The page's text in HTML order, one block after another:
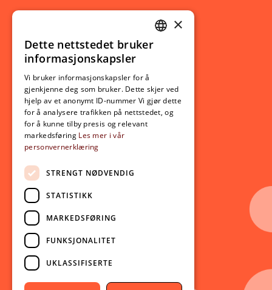
Ny student
Utveksling
Opptak
Lov- og regelverk
Aktuelt
Nyheter
Arrangementer
Nyhetsbrev
Ledige stillinger
Følg oss på sosiale medier:
Facebook
Instagram
Youtube
NORWEGIAN
×
Dette nettstedet bruker
informasjonskapsler
Vi bruker informasjonskapsler for å
gjenkjenne deg som bruker. Dette skjer ved
hjelp av et anonymt ID-nummer Vi gjør dette
for å analysere trafikken på nettstedet, og
for å kunne tilby presis og relevant
markedsføring Les mer i vår
personvernerklæring
STRENGT NØDVENDIG
STATISTIKK
MARKEDSFØRING
FUNKSJONALITET
UKLASSIFISERTE